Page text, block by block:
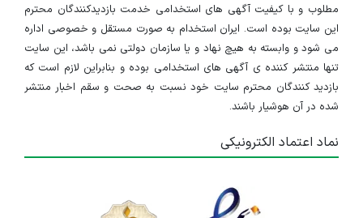
مطلوب و با کیفیت آگهی های استخدامی خدمت بازدیدکنندگان محترم
این سایت بوده است. ایران استخدام به صورت مستقل و خصوصی اداره
می شود و وابسته به هیچ نهاد و یا سازمان دولتی نمی باشد، این سایت
تنها منتشر کننده ی آگهی های استخدامی بوده و بنابراین لازم است که
بازدید کنندگان محترم سایت خود نسبت به صحت و سقم اخبار منتشر
شده در آن هوشیار باشند.
نماد اعتماد الکترونیکی